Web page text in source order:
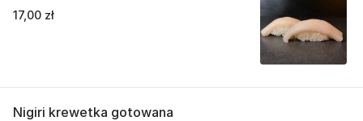
17,00 zł
Nigiri krewetka gotowana